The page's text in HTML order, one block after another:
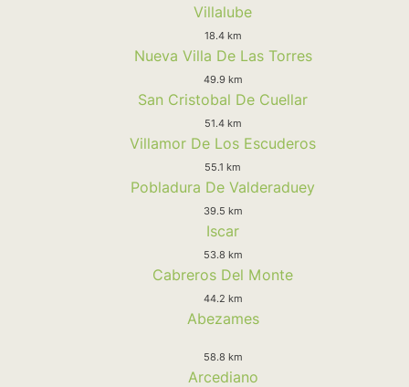
Villalube
18.4 km
Nueva Villa De Las Torres
49.9 km
San Cristobal De Cuellar
51.4 km
Villamor De Los Escuderos
55.1 km
Pobladura De Valderaduey
39.5 km
Iscar
53.8 km
Cabreros Del Monte
44.2 km
Abezames
58.8 km
Arcediano